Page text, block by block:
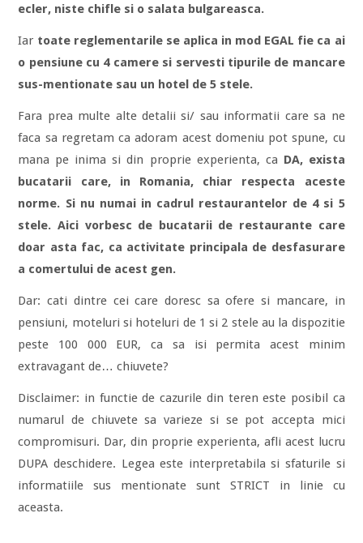
ecler, niste chifle si o salata bulgareasca.
Iar toate reglementarile se aplica in mod EGAL fie ca ai
o pensiune cu 4 camere si servesti tipurile de mancare
sus-mentionate sau un hotel de 5 stele.
Fara prea multe alte detalii si/ sau informatii care sa ne
faca sa regretam ca adoram acest domeniu pot spune, cu
mana pe inima si din proprie experienta, ca DA, exista
bucatarii care, in Romania, chiar respecta aceste
norme. Si nu numai in cadrul restaurantelor de 4 si 5
stele. Aici vorbesc de bucatarii de restaurante care
doar asta fac, ca activitate principala de desfasurare
a comertului de acest gen.
Dar: cati dintre cei care doresc sa ofere si mancare, in
pensiuni, moteluri si hoteluri de 1 si 2 stele au la dispozitie
peste 100 000 EUR, ca sa isi permita acest minim
extravagant de… chiuvete?
Disclaimer: in functie de cazurile din teren este posibil ca
numarul de chiuvete sa varieze si se pot accepta mici
compromisuri. Dar, din proprie experienta, afli acest lucru
DUPA deschidere. Legea este interpretabila si sfaturile si
informatiile sus mentionate sunt STRICT in linie cu
aceasta.